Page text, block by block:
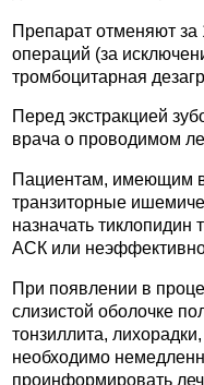
Препарат отменяют
операций (за
тромбоцитарная
Перед экстракцией
врача о проводимом
Пациентам, имеющим
транзиторные
назначать тиклопидин
АСК или
При появлении в
слизистой оболочке
тонзиллита,
необходимо
проинформировать